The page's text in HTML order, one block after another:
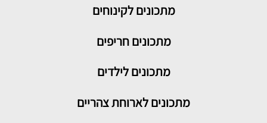
מתכונים לקינוחים
מתכונים חריפים
מתכונים לילדים
מתכונים לארוחת צהריים